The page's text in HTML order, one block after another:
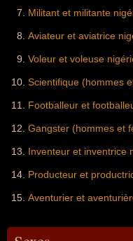
Militant et militante
Aviateur et aviatrice
Voleur et voleuse
Scientifique (hommes
Footballeur et
Gangster (hommes et
Inventeur et inventrice
Producteur et
Aventurier et